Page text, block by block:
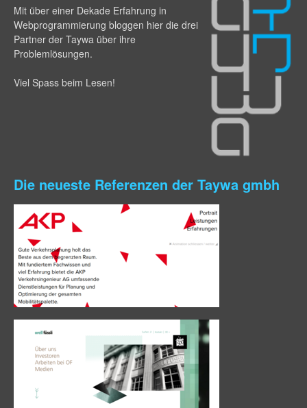
Mit über einer Dekade Erfahrung in
Webprogram­mierung bloggen hier die drei
Partner der Taywa über ihre
Problemlösungen.
Viel Spass beim Lesen!